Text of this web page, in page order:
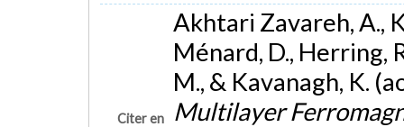
Citer en
Akhtari Zavareh, A.,
Ménard, D., Herring,
M., & Kavanagh, K.
Multilayer